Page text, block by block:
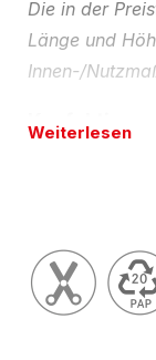
Die in der
Länge und
Innen-/
antistatischer
lieferbar.
Weiterlesen